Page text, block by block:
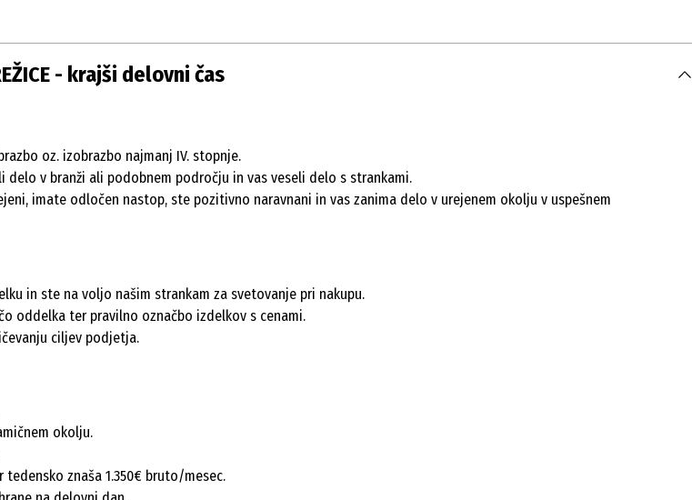
- krajši delovni čas
oz. izobrazbo najmanj IV. stopnje.
delo v branži ali podobnem področju in vas veseli delo s strankami.
imate odločen nastop, ste pozitivno naravnani in vas zanima delo v urejenem okolju v uspešnem
in ste na voljo našim strankam za svetovanje pri nakupu.
oddelka ter pravilno označbo izdelkov s cenami.
ciljev podjetja.
okolju.
tedensko znaša 1.350€ bruto/mesec.